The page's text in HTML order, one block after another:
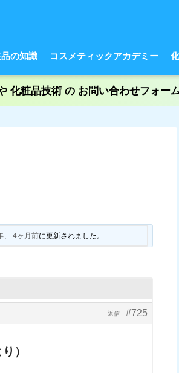
の知識 コスメティックアカデミー
化粧品技術 の お問い合わせフォー
、 4ヶ月前に更新されました。
#725
返信
）